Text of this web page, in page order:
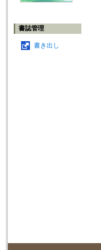
書誌管理
書き出し